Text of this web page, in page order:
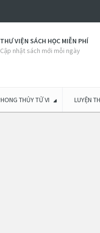
THƯ VIỆN SÁCH HỌC MIỄN PHÍ
Cập nhật sách mới mỗi ngày
THỦY TỬ VI LUYỆN